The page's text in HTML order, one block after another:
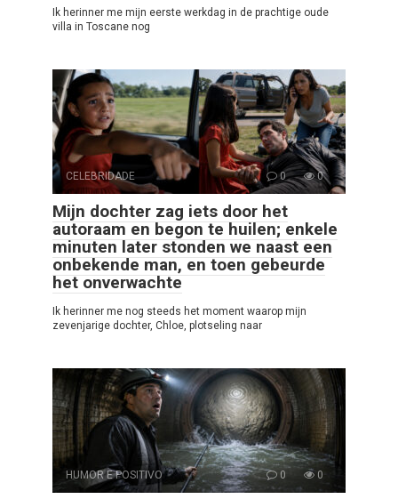
Ik herinner me mijn eerste werkdag in de prachtige oude
villa in Toscane nog
CELEBRIDADE 0 0
Mijn dochter zag iets door het
autoraam en begon te huilen; enkele
minuten later stonden we naast een
onbekende man, en toen gebeurde
het onverwachte
Ik herinner me nog steeds het moment waarop mijn
zevenjarige dochter, Chloe, plotseling naar
HUMOR E POSITIVO 0 0